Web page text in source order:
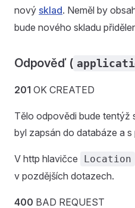
nový sklad. Neměl by
bude nového skladu
Odpověď (
201 OK CREATED
Tělo odpovědi bude tentýž
byl zapsán do databáze a s
V http hlavičce Location
v pozdějších dotazech.
400 BAD REQUEST